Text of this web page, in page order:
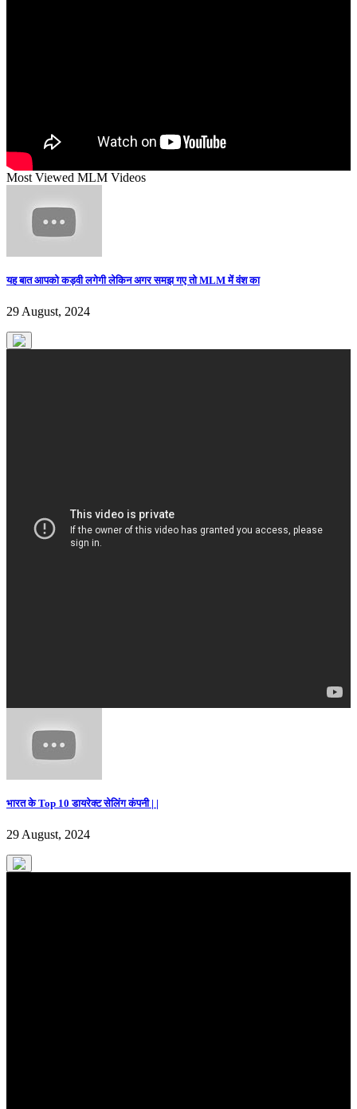
Most Viewed MLM Videos
यह बात आपको कड़वी लगेगी लेकिन अगर समझ गए तो MLM में वंश का
29 August, 2024
भारत के Top 10 डायरेक्ट सेलिंग कंपनी | |
29 August, 2024